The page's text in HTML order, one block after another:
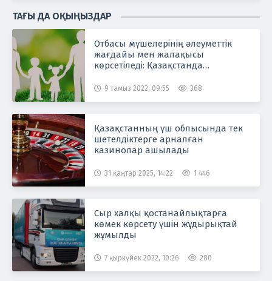
ТАҒЫ ДА ОҚЫҢЫЗДАР
Отбасы мүшелерінің әлеуметтік
жағдайы мен жалақысы
көрсетіледі: Қазақстанда
картасы іске қосылады
9 тамыз 2022, 09:55 368
Қазақстанның үш облысында тек
шетелдіктерге арналған
казинолар ашылады
31 қаңтар 2025, 14:22 1 446
Сыр халқы қостанайлықтарға
көмек көрсету үшін жұдырықтай
жұмылды
7 қыркүйек 2022, 10:26 280